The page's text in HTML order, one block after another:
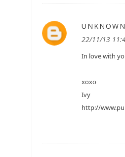
UNKNOWN
22/11/13
In love with
xoxo
Ivy
http://